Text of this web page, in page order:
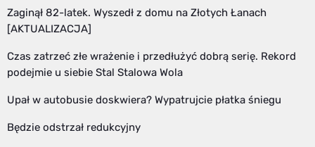
Zaginął 82-latek. Wyszedł z domu na Złotych Łanach
[AKTUALIZACJA]
Czas zatrzeć złe wrażenie i przedłużyć dobrą serię. Rekord
podejmie u siebie Stal Stalowa Wola
Upał w autobusie doskwiera? Wypatrujcie płatka śniegu
Będzie odstrzał redukcyjny